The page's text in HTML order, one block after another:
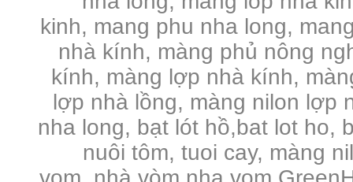
kinh, mang phu nha long,
nhà kính, màng phủ nông
kính, màng lợp nhà kính,
lợp nhà lồng, màng nilon lợp
nha long, bạt lót hồ,bat lot ho,
nuôi tôm, tuoi cay, màng